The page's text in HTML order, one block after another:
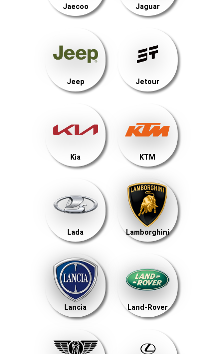
Jaecoo Jaguar
Jeep Jetour
Kia KTM
Lada Lamborghini
Lancia Land-Rover